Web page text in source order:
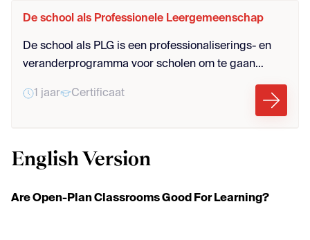
De school als Professionele Leergemeenschap
De school als PLG is een professionaliserings- en
veranderprogramma voor scholen om te gaan
1 jaar
Certificaat
English Version
Are Open-Plan Classrooms Good For Learning?